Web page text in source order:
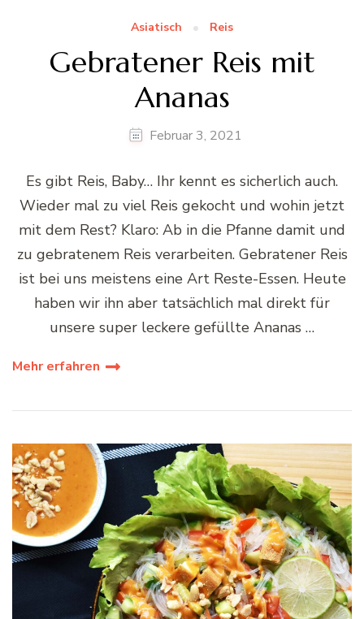
Asiatisch Reis
Gebratener Reis mit
Ananas
Februar 3, 2021
Es gibt Reis, Baby… Ihr kennt es sicherlich auch.
Wieder mal zu viel Reis gekocht und wohin jetzt
mit dem Rest? Klaro: Ab in die Pfanne damit und
zu gebratenem Reis verarbeiten. Gebratener Reis
ist bei uns meistens eine Art Reste-Essen. Heute
haben wir ihn aber tatsächlich mal direkt für
unsere super leckere gefüllte Ananas …
Mehr erfahren